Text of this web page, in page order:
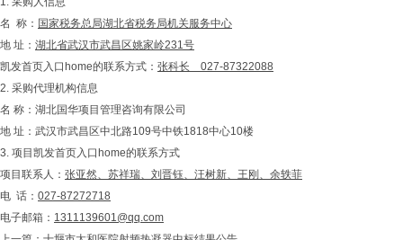
名 称： 国家税务总局湖北省税务局机关服务中心
地 址： 湖北省武汉市武昌区姚家岭231号
凯发首页入口home的联系方式： 张科长 027-87322088
2. 采购代理机构信息
名 称：湖北国华项目管理咨询有限公司
地 址：武汉市武昌区中北路109号中铁1818中心10楼
3. 项目凯发首页入口home的联系方式
项目联系人： 张亚然、 苏祥瑞、 刘晋钰、汪树新、王刚、余轶菲
电 话： 027-87272718
电子邮箱： 1311139601@qq.com